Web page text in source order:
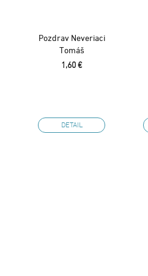
Pozdrav Neveriaci
Tomáš
1,60 €
DETAIL